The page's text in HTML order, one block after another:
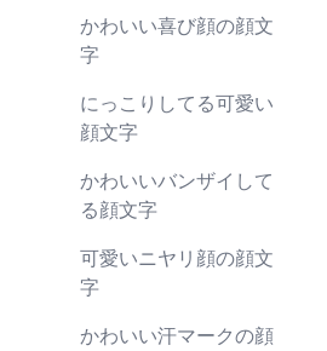
かわいい喜び顔の顔文
字
にっこりしてる可愛い
顔文字
かわいいバンザイして
る顔文字
可愛いニヤリ顔の顔文
字
かわいい汗マークの顔